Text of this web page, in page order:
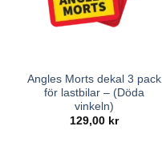
Angles Morts dekal 3 pack
för lastbilar – (Döda
vinkeln)
129,00 kr